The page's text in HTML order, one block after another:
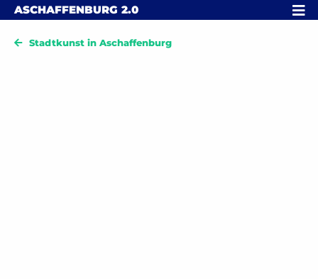
Skip to content
ASCHAFFENBURG 2.0 MENÜ
Stadtkunst in Aschaffenburg